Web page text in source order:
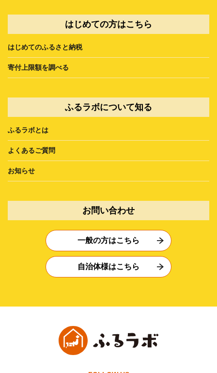
はじめての方はこちら
はじめてのふるさと納税
寄付上限額を調べる
ふるラボについて知る
ふるラボとは
よくあるご質問
お知らせ
お問い合わせ
一般の方はこちら
自治体様はこちら